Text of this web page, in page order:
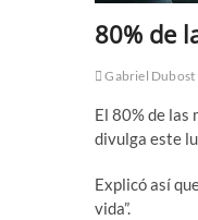
80% de
Gabriel Dubost
El 80% de las
divulga este
Explicó así
vida”.